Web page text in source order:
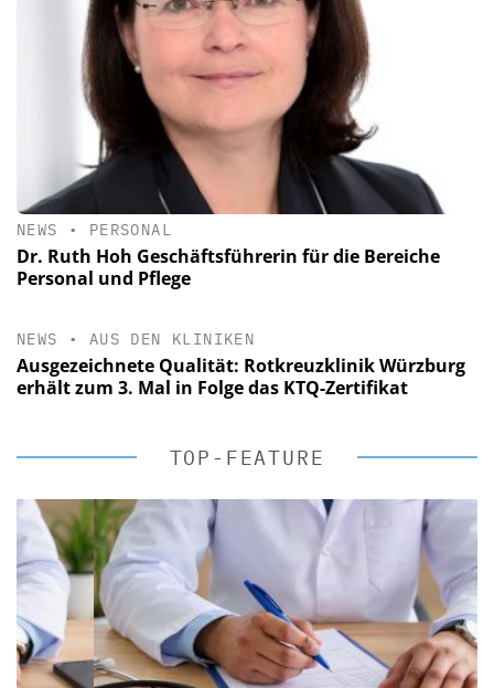
NEWS • PERSONAL
Dr. Ruth Hoh Geschäftsführerin für die Bereiche
Personal und Pflege
NEWS • AUS DEN KLINIKEN
Ausgezeichnete Qualität: Rotkreuzklinik Würzburg
erhält zum 3. Mal in Folge das KTQ-Zertifikat
TOP-FEATURE